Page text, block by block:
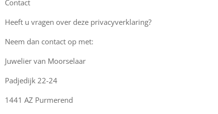
Contact
Heeft u vragen over deze privacyverklaring?
Neem dan contact op met:
Juwelier van Moorselaar
Padjedijk 22-24
1441 AZ Purmerend